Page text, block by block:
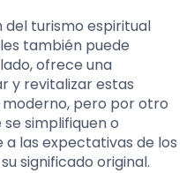
del turismo espiritual
también puede
ofrece una
y revitalizar estas
pero por otro
simplifiquen o
las expectativas de los
significado original.